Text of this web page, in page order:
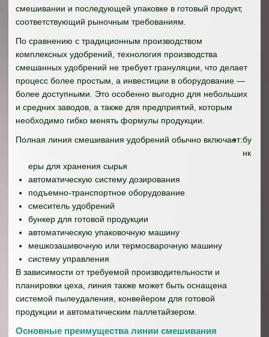
смешивании и последующей упаковке в готовый продукт,
соответствующий рыночным требованиям.
По сравнению с традиционным производством
комплексных удобрений, технология производства
смешанных удобрений не требует грануляции, что делает
процесс более простым, а инвестиции в оборудование —
более доступными. Это особенно выгодно для небольших
и средних заводов, а также для предприятий, которым
необходимо гибко менять формулы продукции.
Полная линия смешивания удобрений обычно включает:бу
нк
еры для хранения сырья
автоматическую систему дозирования
подъемно-транспортное оборудование
смеситель удобрений
бункер для готовой продукции
автоматическую упаковочную машину
мешкозашивочную или термосварочную машину
систему управления
В зависимости от требуемой производительности и
планировки цеха, линия также может быть оснащена
системой пылеудаления, конвейером для готовой
продукции и автоматическим паллетайзером.
Основные преимущества линии смешивания